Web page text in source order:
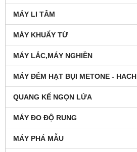
MÁY LI TÂM
MÁY KHUẤY TỪ
MÁY LẮC,MÁY NGHIỀN
MÁY ĐẾM HẠT BỤI METONE - HACH
QUANG KẾ NGỌN LỬA
MÁY ĐO ĐỘ RUNG
MÁY PHÁ MẪU